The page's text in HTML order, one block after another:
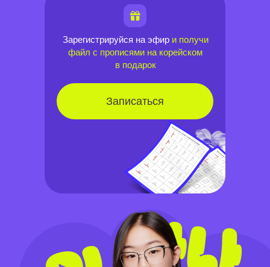
Зарегистрируйся на эфир и получи
файл с прописями на корейском
в подарок
Записаться